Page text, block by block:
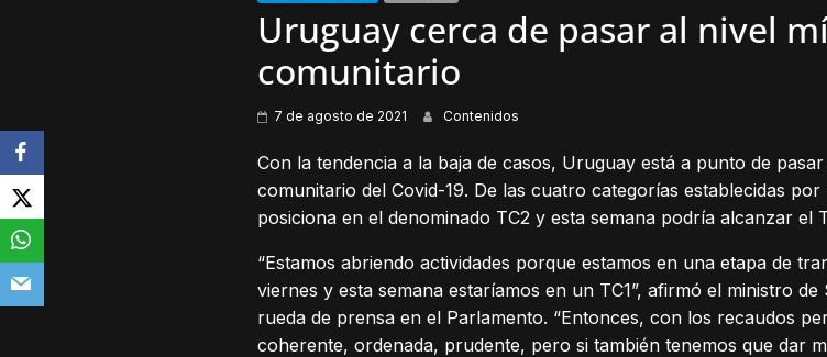
Uruguay cerca de pasar al nivel
comunitario
7 de agosto de 2021 Contenidos
Con la tendencia a la baja de casos, Uruguay está a punto de
comunitario del Covid-19. De las cuatro categorías establecidas
posiciona en el denominado TC2 y esta semana podría alcanzar el
“Estamos abriendo actividades porque estamos en una etapa de
viernes y esta semana estaríamos en un TC1”, afirmó el ministro
rueda de prensa en el Parlamento. “Entonces, con los recaudos
coherente, ordenada, prudente, pero si también tenemos que dar